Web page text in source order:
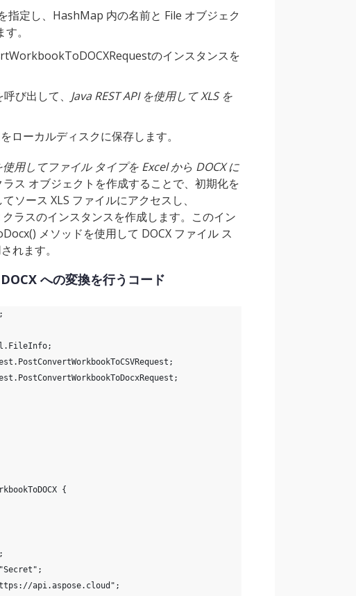
指定し、HashMap 内の名前と File オブジェク
。
のインスタンスを
び出して、 Java REST API を使用して XLS を
ローカルディスクに保存します。
用してファイル タイプを Excel から DOCX に
ス オブジェクトを作成することで、初期化を
ソース XLS ファイルにアクセスし、
ラスのインスタンスを作成します。このイン
メソッドを使用して DOCX ファイル ス
れます。
への変換を行うコード
{
api.aspose.cloud";